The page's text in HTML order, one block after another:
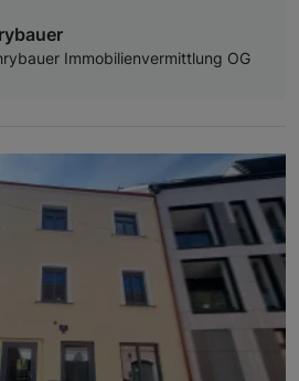
Immobilienvermittlung OG